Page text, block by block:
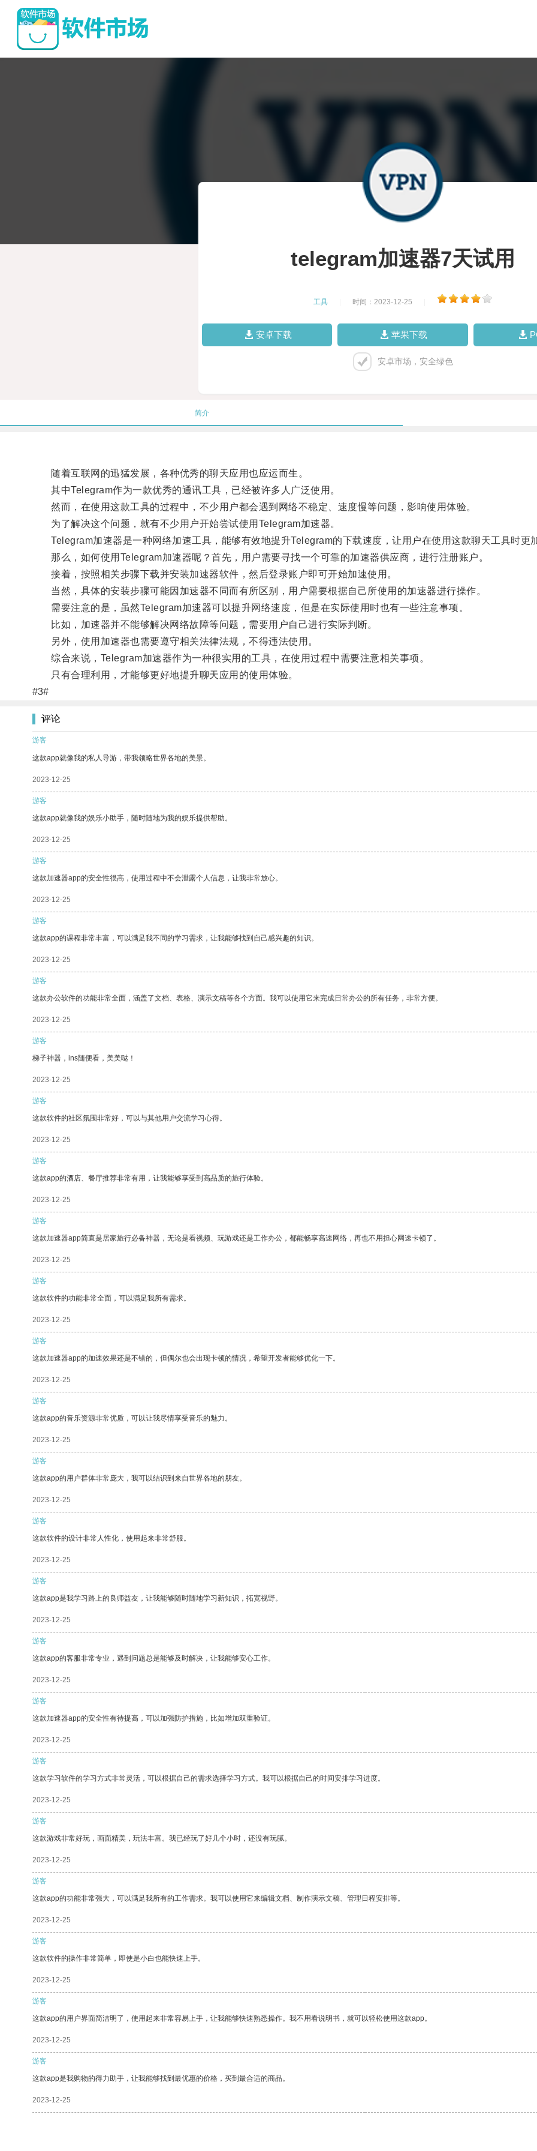
telegram加速器7天试用
工具 时间：2023-12-25
安卓下载 苹果下载
安卓市场，安全绿色
简介
随着互联网的迅猛发展，各种优秀的聊天应用也应运而生。
其中Telegram作为一款优秀的通讯工具，已经被许多人广泛使用。
然而，在使用这款工具的过程中，不少用户都会遇到网络不稳定、速度慢等问题，影响使用体验。
为了解决这个问题，就有不少用户开始尝试使用Telegram加速器。
Telegram加速器是一种网络加速工具，能够有效地提升Telegram的下载速度，让用户在使用这款聊天工具时更
那么，如何使用Telegram加速器呢？首先，用户需要寻找一个可靠的加速器供应商，进行注册账户。
接着，按照相关步骤下载并安装加速器软件，然后登录账户即可开始加速使用。
当然，具体的安装步骤可能因加速器不同而有所区别，用户需要根据自己所使用的加速器进行操作。
需要注意的是，虽然Telegram加速器可以提升网络速度，但是在实际使用时也有一些注意事项。
比如，加速器并不能够解决网络故障等问题，需要用户自己进行实际判断。
另外，使用加速器也需要遵守相关法律法规，不得违法使用。
综合来说，Telegram加速器作为一种很实用的工具，在使用过程中需要注意相关事项。
只有合理利用，才能够更好地提升聊天应用的使用体验。
#3#
评论
游客
这款app就像我的私人导游，带我领略世界各地的美景。
2023-12-25
游客
这款app就像我的娱乐小助手，随时随地为我的娱乐提供帮助。
2023-12-25
游客
这款加速器app的安全性很高，使用过程中不会泄露个人信息，让我非常放心。
2023-12-25
游客
这款app的课程非常丰富，可以满足我不同的学习需求，让我能够找到自己感兴趣的知识。
2023-12-25
游客
这款办公软件的功能非常全面，涵盖了文档、表格、演示文稿等各个方面。我可以使用它来完成日常办公的所有任务，非常方便。
2023-12-25
游客
梯子神器，ins随便看，美美哒！
2023-12-25
游客
这款软件的社区氛围非常好，可以与其他用户交流学习心得。
2023-12-25
游客
这款app的酒店、餐厅推荐非常有用，让我能够享受到高品质的旅行体验。
2023-12-25
游客
这款加速器app简直是居家旅行必备神器，无论是看视频、玩游戏还是工作办公，都能畅享高速网络，再也不用担心网速卡顿了。
2023-12-25
游客
这款软件的功能非常全面，可以满足我所有需求。
2023-12-25
游客
这款加速器app的加速效果还是不错的，但偶尔也会出现卡顿的情况，希望开发者能够优化一下。
2023-12-25
游客
这款app的音乐资源非常优质，可以让我尽情享受音乐的魅力。
2023-12-25
游客
这款app的用户群体非常庞大，我可以结识到来自世界各地的朋友。
2023-12-25
游客
这款软件的设计非常人性化，使用起来非常舒服。
2023-12-25
游客
这款app是我学习路上的良师益友，让我能够随时随地学习新知识，拓宽视野。
2023-12-25
游客
这款app的客服非常专业，遇到问题总是能够及时解决，让我能够安心工作。
2023-12-25
游客
这款加速器app的安全性有待提高，可以加强防护措施，比如增加双重验证。
2023-12-25
游客
这款学习软件的学习方式非常灵活，可以根据自己的需求选择学习方式。我可以根据自己的时间安排学习进度。
2023-12-25
游客
这款游戏非常好玩，画面精美，玩法丰富。我已经玩了好几个小时，还没有玩腻。
2023-12-25
游客
这款app的功能非常强大，可以满足我所有的工作需求。我可以使用它来编辑文档、制作演示文稿、管理日程安排等。
2023-12-25
游客
这款软件的操作非常简单，即使是小白也能快速上手。
2023-12-25
游客
这款app的用户界面简洁明了，使用起来非常容易上手，让我能够快速熟悉操作。我不用看说明书，就可以轻松使用这款app。
2023-12-25
游客
这款app是我购物的得力助手，让我能够找到最优惠的价格，买到最合适的商品。
2023-12-25